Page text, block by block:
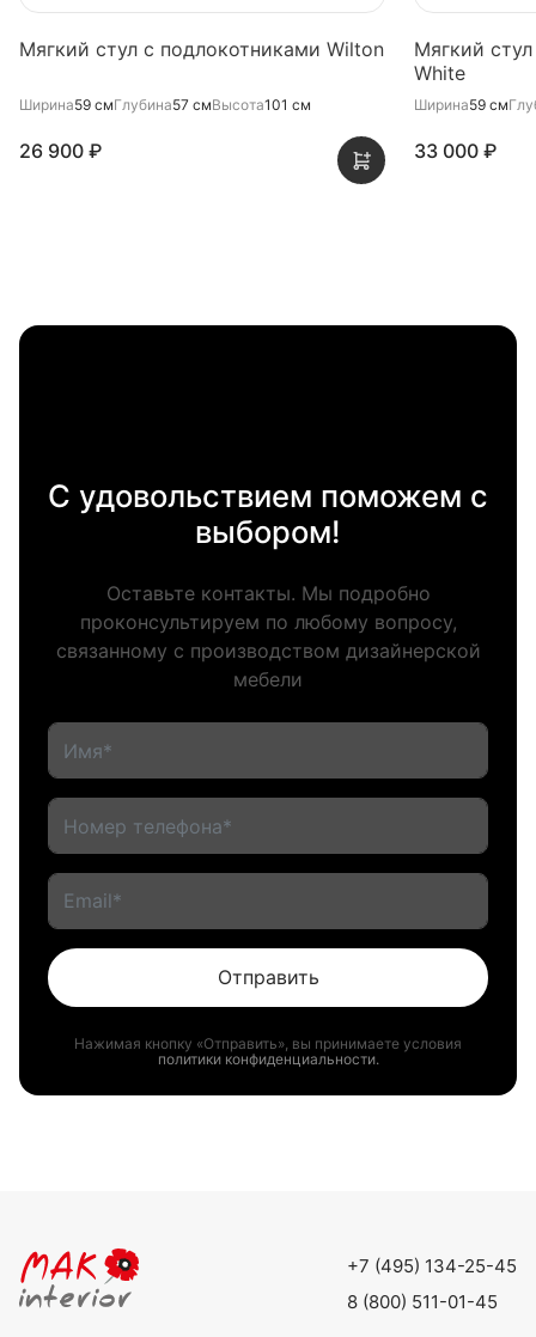
Мягкий стул с подлокотниками Wilton
Ширина59 смГлубина57 смВысота101 см
26 900 ₽
Мягкий
White
Ширина59 см
33 000 ₽
С удовольствием поможем с
выбором!
Оставьте контакты. Мы подробно
проконсультируем по любому вопросу,
связанному с производством дизайнерской
мебели
Отправить
Нажимая кнопку «Отправить», вы принимаете условия
политики конфиденциальности.
+7 (495) 134-25-45
8 (800) 511-01-45